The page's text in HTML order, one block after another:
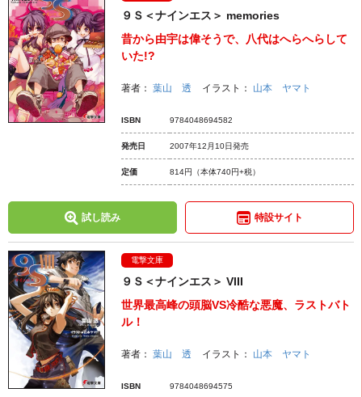
９Ｓ＜ナインエス＞ memories
昔から由宇は偉そうで、八代はへらへらして
いた!?
著者： 葉山 透 イラスト： 山本 ヤマト
ISBN 9784048694582
発売日 2007年12月10日発売
定価 814円 （本体740円+税）
試し読み 特設サイト
電撃文庫
９Ｓ＜ナインエス＞ VIII
世界最高峰の頭脳VS冷酷な悪魔、ラストバト
ル！
著者： 葉山 透 イラスト： 山本 ヤマト
ISBN 9784048694575